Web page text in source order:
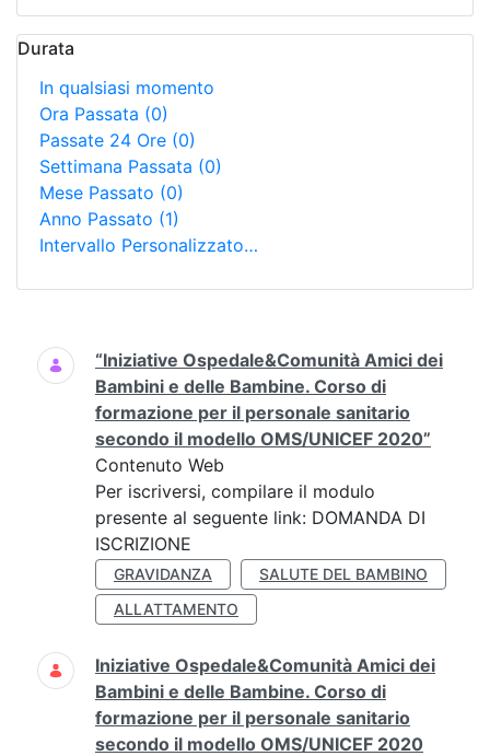
Durata
In qualsiasi momento
Ora Passata (0)
Passate 24 Ore (0)
Settimana Passata (0)
Mese Passato (0)
Anno Passato (1)
Intervallo Personalizzato…
Ricerca
“Iniziative Ospedale&Comunità Amici dei
Bambini e delle Bambine. Corso di
formazione per il personale sanitario
secondo il modello OMS/UNICEF 2020”
Contenuto Web
Per iscriversi, compilare il modulo
presente al seguente link: DOMANDA DI
ISCRIZIONE
GRAVIDANZA
SALUTE DEL BAMBINO
ALLATTAMENTO
Iniziative Ospedale&Comunità Amici dei
Bambini e delle Bambine. Corso di
formazione per il personale sanitario
secondo il modello OMS/UNICEF 2020